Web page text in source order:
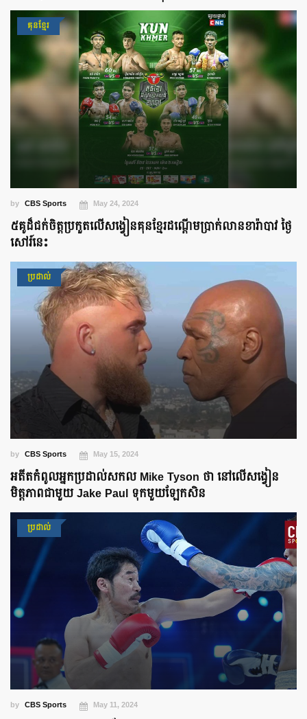
គុនខ្មែរ
by CBS Sports May 24, 2024
៥គូដ៏ជក់ចិត្តប្រកួតលើសង្វៀនគុនខ្មែរដណ្ដើមប្រាក់លានខារ៉ាបាវ ថ្ងៃ
សៅរ៍នេះ
ប្រដាល់
by CBS Sports May 15, 2024
អតីតកំពូលអ្នកប្រដាល់សកល Mike Tyson ថា នៅលើសង្វៀន
មិត្តភាពជាមួយ Jake Paul ទុកមួយឡែកសិន
ប្រដាល់
by CBS Sports May 11, 2024